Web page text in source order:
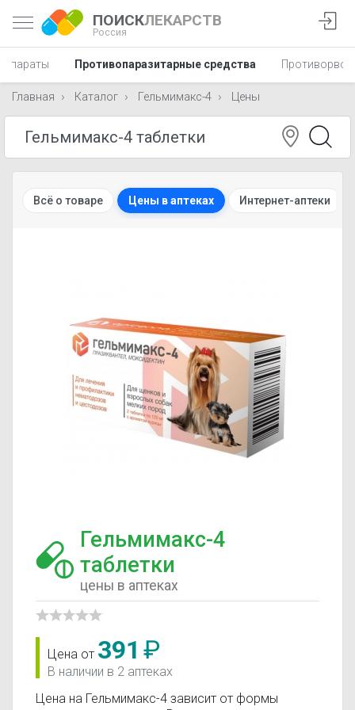
ПОИСКЛЕКАРСТВ
Россия
Противопаразитарные средства
Главная Каталог Гельмимакс-4 Цены
Всё о товаре Цены в аптеках Интернет-аптеки
Гельмимакс-4
таблетки
цены в аптеках
Цена от 391 ₽
В наличии в 2 аптеках
Цена на Гельмимакс-4 зависит от формы